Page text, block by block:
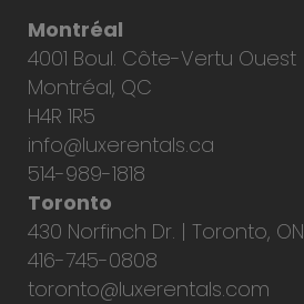
Montréal
4001 Boul. Côte-Vertu Ouest
Montréal, QC
H4R 1R5
info@luxerentals.ca
514-989-1818
Toronto
430 Norfinch Dr. | Toronto, ON
416-745-0808
toronto@luxerentals.com